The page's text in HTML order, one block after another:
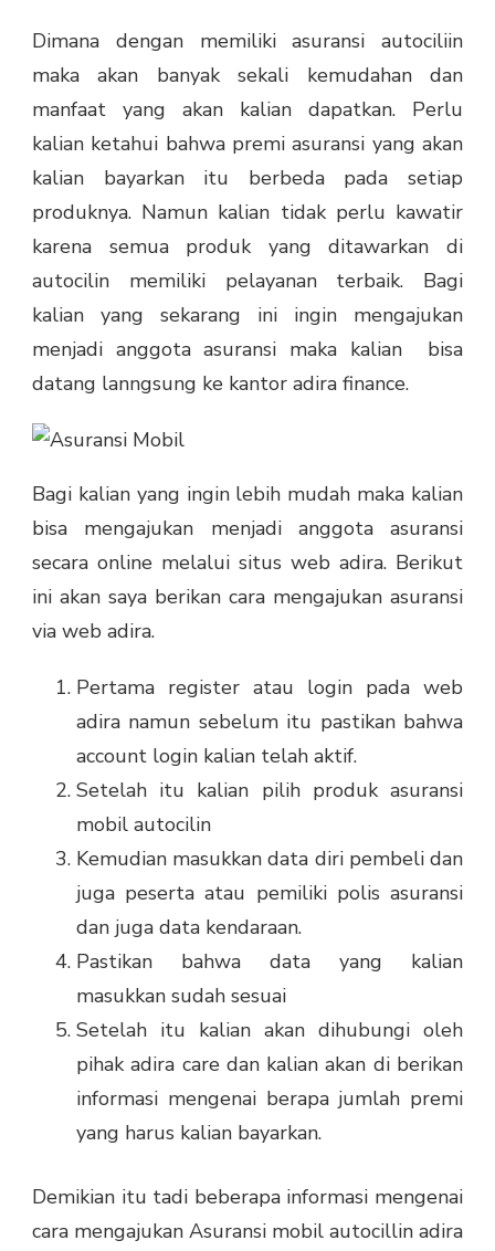
Dimana dengan memiliki asuransi autociliin
maka akan banyak sekali kemudahan dan
manfaat yang akan kalian dapatkan. Perlu
kalian ketahui bahwa premi asuransi yang akan
kalian bayarkan itu berbeda pada setiap
produknya. Namun kalian tidak perlu kawatir
karena semua produk yang ditawarkan di
autocilin memiliki pelayanan terbaik. Bagi
kalian yang sekarang ini ingin mengajukan
menjadi anggota asuransi maka kalian bisa
datang lanngsung ke kantor adira finance.
Bagi kalian yang ingin lebih mudah maka kalian
bisa mengajukan menjadi anggota asuransi
secara online melalui situs web adira. Berikut
ini akan saya berikan cara mengajukan asuransi
via web adira.
Pertama register atau login pada web
adira namun sebelum itu pastikan bahwa
account login kalian telah aktif.
Setelah itu kalian pilih produk asuransi
mobil autocilin
Kemudian masukkan data diri pembeli dan
juga peserta atau pemiliki polis asuransi
dan juga data kendaraan.
Pastikan bahwa data yang kalian
masukkan sudah sesuai
Setelah itu kalian akan dihubungi oleh
pihak adira care dan kalian akan di berikan
informasi mengenai berapa jumlah premi
yang harus kalian bayarkan.
Demikian itu tadi beberapa informasi mengenai
cara mengajukan Asuransi mobil autocillin adira